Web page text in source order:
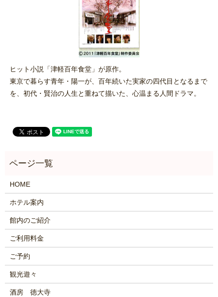
ヒット小説「津軽百年食堂」が原作。
東京で暮らす青年・陽一が、百年続いた実家の四代目となるまで
を、初代・賢治の人生と重ねて描いた、心温まる人間ドラマ。
HOME
ホテル案内
館内のご紹介
ご利用料金
ご予約
観光遊々
酒房 徳大寺